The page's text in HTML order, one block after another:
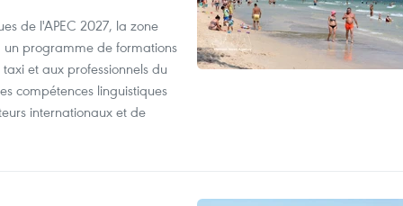
de l'APEC 2027, la zone
programme de formations
et aux professionnels du
compétences linguistiques
internationaux et de